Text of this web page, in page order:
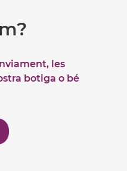
les
botiga o bé